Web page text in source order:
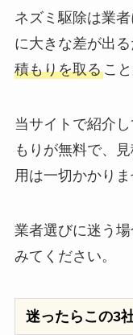
ネズミ駆除は業
に大きな差が出る
積もりを取るこ
当サイトで紹介
もりが無料で、
用は一切かかりま
業者選びに迷う
みてください。
迷ったらこの3